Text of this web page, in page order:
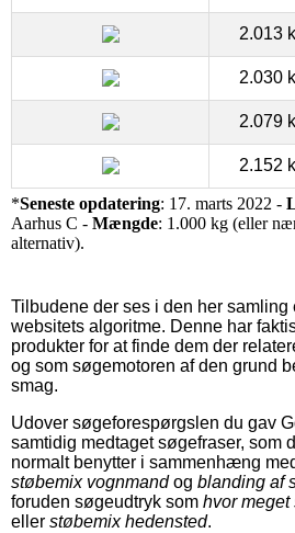
2.013
2.030
2.079
2.152
*Seneste opdatering: 17. marts 2022 -
Aarhus C - Mængde: 1.000 kg (eller
alternativ).
Tilbudene der ses i den her samling
websitets algoritme. Denne har
produkter for at finde dem der
og som søgemotoren af den grund
smag.
Udover søgeforespørgslen du gav
samtidig medtaget søgefraser, som
normalt benytter i sammenhæng
støbemix vognmandog blanding af
foruden søgeudtryk som hvor
eller støbemix hedensted.